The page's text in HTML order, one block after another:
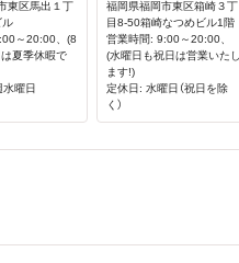
東区馬出１丁
ル
～20:00、(8
夏季休暇で
曜日
福岡県福岡市東区箱崎３丁
目8-50箱崎なつめビル1階
営業時間: 9:00～20:00、
(水曜日も祝日は営業いたし
ます!)
定休日: 水曜日（祝日を除
く）